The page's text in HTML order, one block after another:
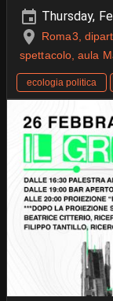
Thursday,
Roma3,
spettacolo, aula
ecologia politica